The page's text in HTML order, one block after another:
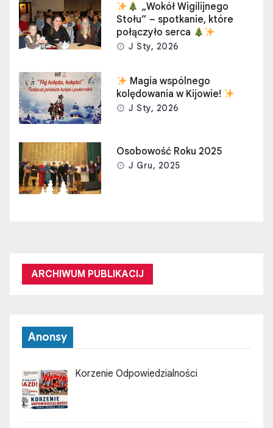
„Wokół Wigilijnego
Stołu” – spotkanie, które
połączyło serca
J Sty, 2026
Magia wspólnego
kolędowania w Kijowie!
J Sty, 2026
Osobowość Roku 2025
J Gru, 2025
ARCHIWUM PUBLIKACIJ
Anonsy
Korzenie Odpowiedzialności